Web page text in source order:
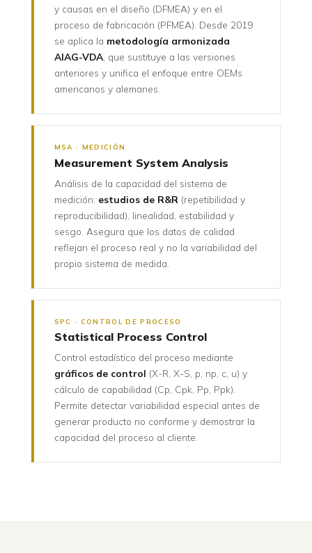
y causas en el diseño (DFMEA) y en el
proceso de fabricación (PFMEA). Desde 2019
se aplica la metodología armonizada
AIAG-VDA, que sustituye a las versiones
anteriores y unifica el enfoque entre OEMs
americanos y alemanes.
MSA · MEDICIÓN
Measurement System Analysis
Análisis de la capacidad del sistema de
medición: estudios de R&R (repetibilidad y
reproducibilidad), linealidad, estabilidad y
sesgo. Asegura que los datos de calidad
reflejan el proceso real y no la variabilidad del
propio sistema de medida.
SPC · CONTROL DE PROCESO
Statistical Process Control
Control estadístico del proceso mediante
gráficos de control (X-R, X-S, p, np, c, u) y
cálculo de capabilidad (Cp, Cpk, Pp, Ppk).
Permite detectar variabilidad especial antes de
generar producto no conforme y demostrar la
capacidad del proceso al cliente.